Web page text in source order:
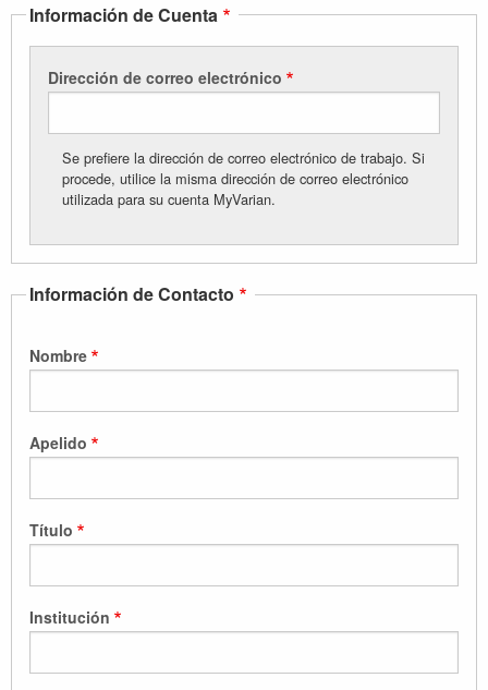
Información de Cuenta
Dirección de correo electrónico
Se prefiere la dirección de correo electrónico de trabajo. Si
procede, utilice la misma dirección de correo electrónico
utilizada para su cuenta MyVarian.
Información de Contacto
Nombre
Apelido
Título
Institución